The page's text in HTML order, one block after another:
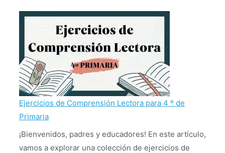
Ejercicios de Comprensión Lectora para 4 º de
Primaria
¡Bienvenidos, padres y educadores! En este artículo,
vamos a explorar una colección de ejercicios de